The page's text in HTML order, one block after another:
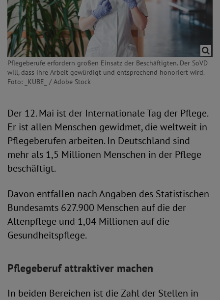
Pflegeberufe erfordern großen Einsatz der Beschäftigten. Der SoVD
will, dass ihre Arbeit gewürdigt und entsprechend honoriert wird.
Foto: _KUBE_ / Adobe Stock
Der 12. Mai ist der Internationale Tag der Pflege.
Er ist allen Menschen gewidmet, die weltweit in
Pflegeberufen arbeiten. In Deutschland sind
mehr als 1,5 Millionen Menschen in der Pflege
beschäftigt.
Davon entfallen nach Angaben des Statistischen
Bundesamts 627.900 Menschen auf die der
Altenpflege und 1,04 Millionen auf die
Gesundheitspflege.
Pflegeberuf attraktiver machen
In beiden Bereichen ist die Zahl der Stellen in